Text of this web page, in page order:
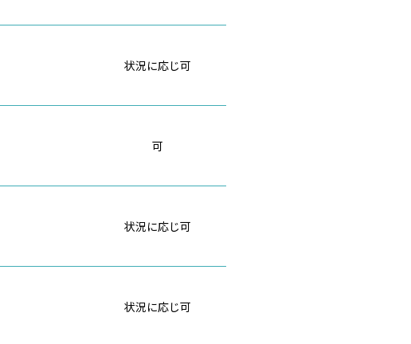
状況に応じ可
可
状況に応じ可
状況に応じ可